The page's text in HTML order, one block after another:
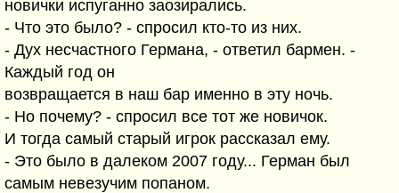
новички испуганно заозирались.
- Что это было? - спросил кто-то из них.
- Дух несчастного Германа, - ответил бармен. -
Каждый год он
возвращается в наш бар именно в эту ночь.
- Но почему? - спросил все тот же новичок.
И тогда самый старый игрок рассказал ему.
- Это было в далеком 2007 году... Герман был
самым невезучим попаном.